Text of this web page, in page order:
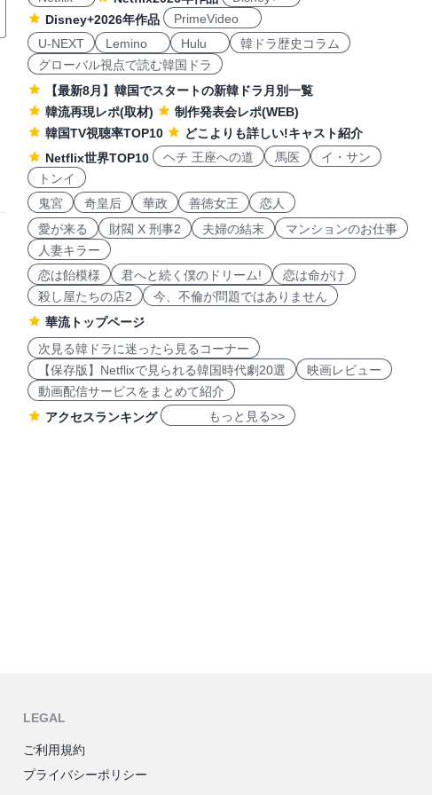
Disney+2026年作品
PrimeVideo
U-NEXT
Lemino Hulu
韓ドラ歴史コラム
グローバル視点で読む韓国ドラ
【最新8月】韓国でスタートの新韓ドラ月別一覧
韓流再現レポ(取材)
制作発表会レポ(WEB)
韓国TV視聴率TOP10
どこよりも詳しい!キャスト紹介
Netflix世界TOP10
ヘチ 王座への道 馬医
イ・サン
トンイ
鬼宮
奇皇后 華政 善徳女王
恋人
愛が来る
財閥 X 刑事2 夫婦の結末
マンションのお仕事
人妻キラー
恋は飴模様
君へと続く僕のドリーム!
恋は命がけ
殺し屋たちの店2
今、不倫が問題ではありません
華流トップページ
次見る韓ドラに迷ったら見るコーナー
【保存版】Netflixで見られる韓国時代劇20選
映画レビュー
動画配信サービスをまとめて紹介
アクセスランキング
もっと見る>>
LEGAL
ご利用規約
プライバシーポリシー